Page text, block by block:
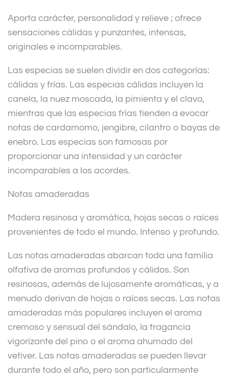
Aporta carácter, personalidad y relieve ; ofrece
sensaciones cálidas y punzantes, intensas,
originales e incomparables.
Las especias se suelen dividir en dos categorías:
cálidas y frías. Las especias cálidas incluyen la
canela, la nuez moscada, la pimienta y el clavo,
mientras que las especias frías tienden a evocar
notas de cardamomo, jengibre, cilantro o bayas de
enebro. Las especias son famosas por
proporcionar una intensidad y un carácter
incomparables a los acordes.
Notas amaderadas
Madera resinosa y aromática, hojas secas o raíces
provenientes de todo el mundo. Intenso y profundo.
Las notas amaderadas abarcan toda una familia
olfativa de aromas profundos y cálidos. Son
resinosas, además de lujosamente aromáticas, y a
menudo derivan de hojas o raíces secas. Las notas
amaderadas más populares incluyen el aroma
cremoso y sensual del sándalo, la fragancia
vigorizante del pino o el aroma ahumado del
vetiver. Las notas amaderadas se pueden llevar
durante todo el año, pero son particularmente